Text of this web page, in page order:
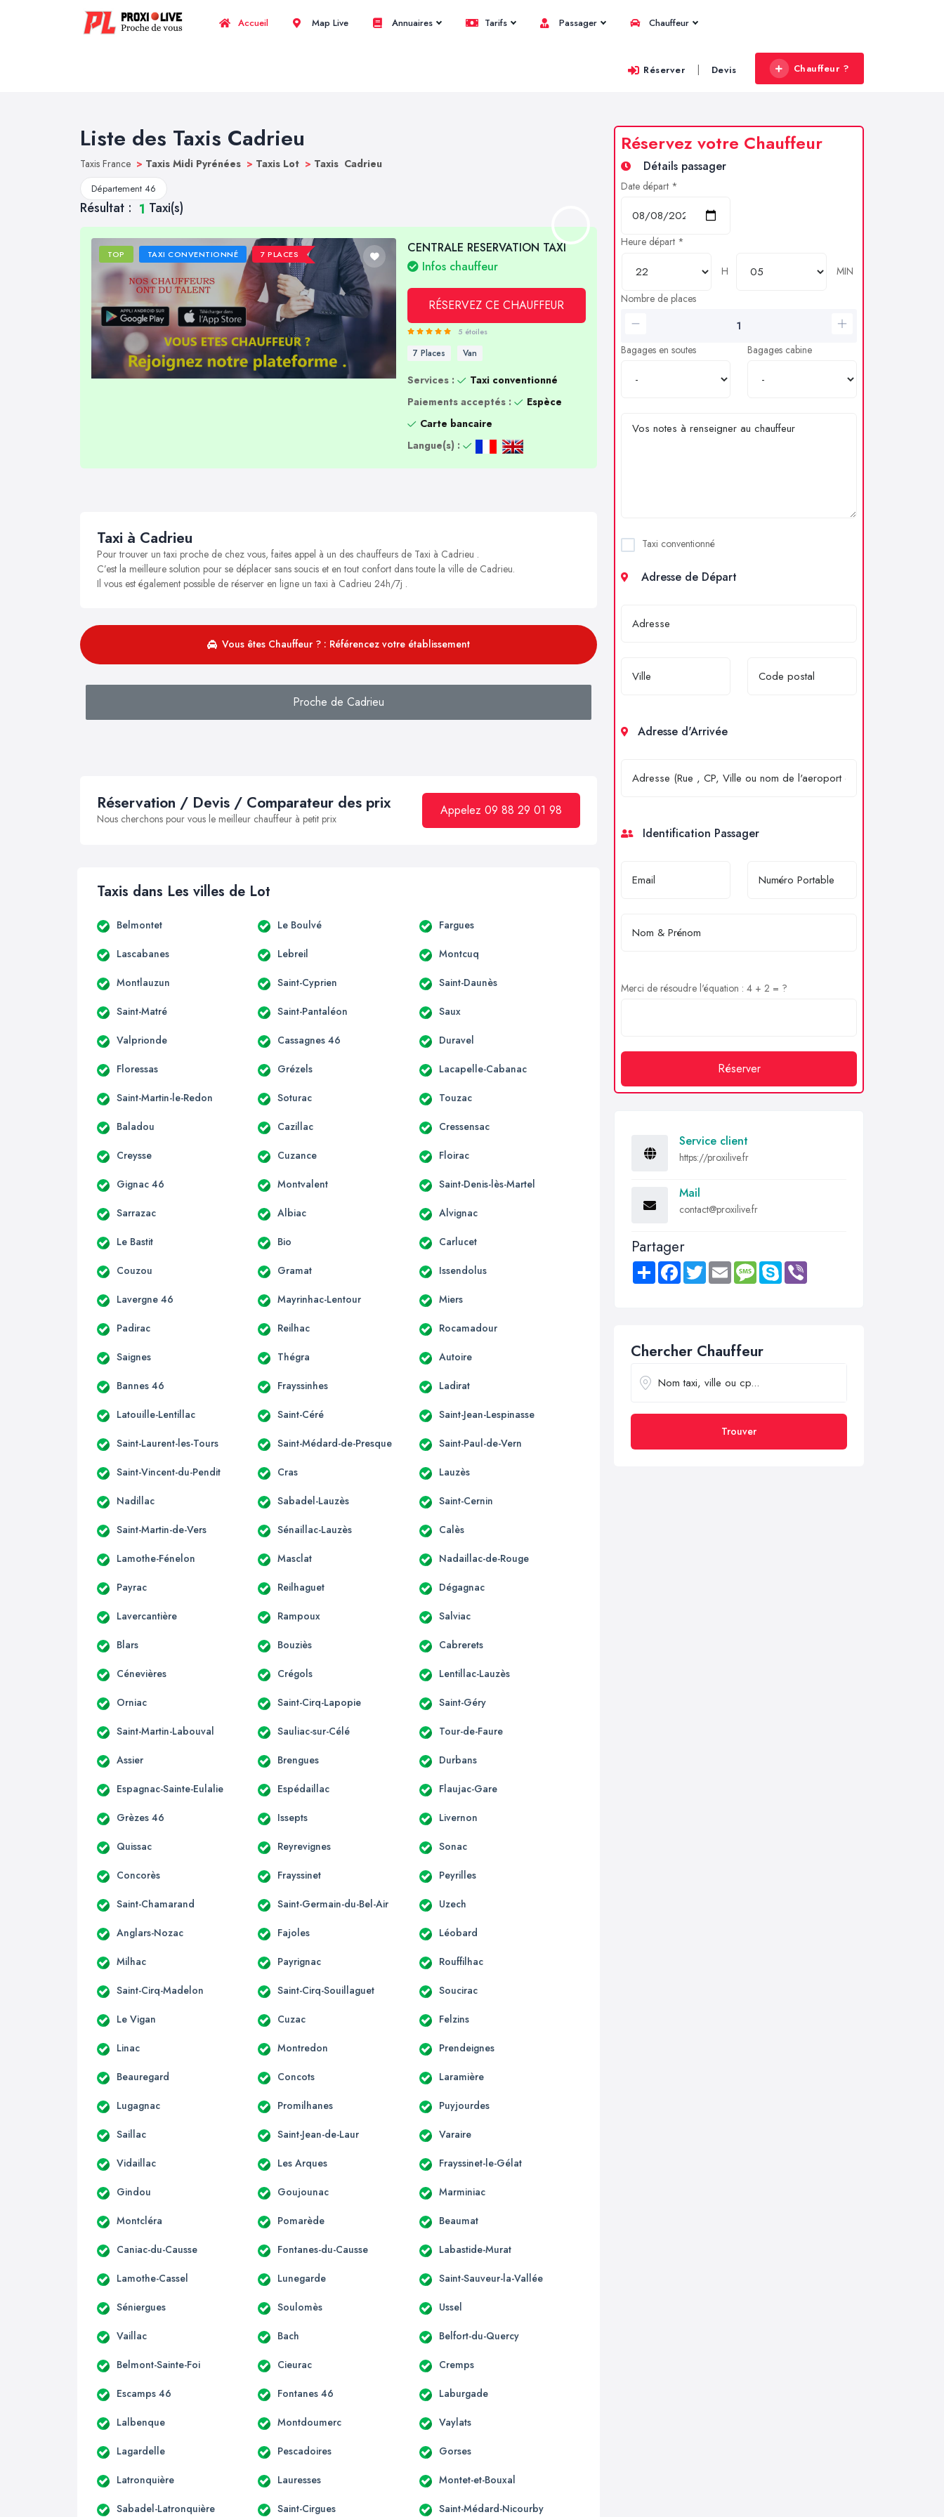
Accueil Map Live Annuaires Tarifs Passager Chauffeur
Réserver | Devis Chauffeur ?
Liste des Taxis Cadrieu
Taxis France > Taxis Midi Pyrénées > Taxis Lot > Taxis Cadrieu
Département 46
Résultat : 1 Taxi(s)
TOP TAXI CONVENTIONNÉ 7 PLACES
CENTRALE RESERVATION TAXI
Infos chauffeur
RÉSERVEZ CE CHAUFFEUR
5 étoiles
7 Places Van
Services :
Taxi conventionné
Paiements acceptés :
Espèce
Carte bancaire
Langue(s) :
Taxi à Cadrieu
Pour trouver un taxi proche de chez vous, faites appel à un des chauffeurs de Taxi à Cadrieu .
C’est la meilleure solution pour se déplacer sans soucis et en tout confort dans toute la ville de Cadrieu.
Il vous est également possible de réserver en ligne un taxi à Cadrieu 24h/7j .
Vous êtes Chauffeur ? : Référencez votre établissement
Proche de Cadrieu
Réservation / Devis / Comparateur des prix
Nous cherchons pour vous le meilleur chauffeur à petit prix
Appelez 09 88 29 01 98
Taxis dans Les villes de Lot
Belmontet Le Boulvé Fargues
Lascabanes Lebreil Montcuq
Montlauzun Saint-Cyprien Saint-Daunès
Saint-Matré Saint-Pantaléon Saux
Valprionde Cassagnes 46 Duravel
Floressas Grézels Lacapelle-Cabanac
Saint-Martin-le-Redon Soturac Touzac
Baladou Cazillac Cressensac
Creysse Cuzance Floirac
Gignac 46 Montvalent Saint-Denis-lès-Martel
Sarrazac Albiac Alvignac
Le Bastit Bio Carlucet
Couzou Gramat Issendolus
Lavergne 46 Mayrinhac-Lentour Miers
Padirac Reilhac Rocamadour
Saignes Thégra Autoire
Bannes 46 Frayssinhes Ladirat
Latouille-Lentillac Saint-Céré Saint-Jean-Lespinasse
Saint-Laurent-les-Tours Saint-Médard-de-Presque Saint-Paul-de-Vern
Saint-Vincent-du-Pendit Cras Lauzès
Nadillac Sabadel-Lauzès Saint-Cernin
Saint-Martin-de-Vers Sénaillac-Lauzès Calès
Lamothe-Fénelon Masclat Nadaillac-de-Rouge
Payrac Reilhaguet Dégagnac
Lavercantière Rampoux Salviac
Blars Bouziès Cabrerets
Cénevières Crégols Lentillac-Lauzès
Orniac Saint-Cirq-Lapopie Saint-Géry
Saint-Martin-Labouval Sauliac-sur-Célé Tour-de-Faure
Assier Brengues Durbans
Espagnac-Sainte-Eulalie Espédaillac Flaujac-Gare
Grèzes 46 Issepts Livernon
Quissac Reyrevignes Sonac
Concorès Frayssinet Peyrilles
Saint-Chamarand Saint-Germain-du-Bel-Air Uzech
Anglars-Nozac Fajoles Léobard
Milhac Payrignac Rouffilhac
Saint-Cirq-Madelon Saint-Cirq-Souillaguet Soucirac
Le Vigan Cuzac Felzins
Linac Montredon Prendeignes
Beauregard Concots Laramière
Lugagnac Promilhanes Puyjourdes
Saillac Saint-Jean-de-Laur Varaire
Vidaillac Les Arques Frayssinet-le-Gélat
Gindou Goujounac Marminiac
Montcléra Pomarède Beaumat
Caniac-du-Causse Fontanes-du-Causse Labastide-Murat
Lamothe-Cassel Lunegarde Saint-Sauveur-la-Vallée
Séniergues Soulomès Ussel
Vaillac Bach Belfort-du-Quercy
Belmont-Sainte-Foi Cieurac Cremps
Escamps 46 Fontanes 46 Laburgade
Lalbenque Montdoumerc Vaylats
Lagardelle Pescadoires Gorses
Latronquière Lauresses Montet-et-Bouxal
Sabadel-Latronquière Saint-Cirgues Saint-Médard-Nicourby
Réservez votre Chauffeur
Détails passager
Date départ *
Heure départ *
H
MIN
Nombre de places
Bagages en soutes Bagages cabine
Taxi conventionné
Adresse de Départ
Adresse d'Arrivée
Identification Passager
Merci de résoudre l'équation : 4 + 2 = ?
Réserver
Service client
https://proxilive.fr
Mail
contact@proxilive.fr
Partager
Share FacebookTwitter Email MessageSkype
Chercher Chauffeur
Trouver